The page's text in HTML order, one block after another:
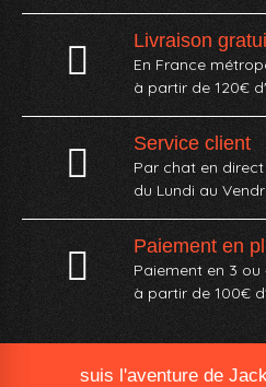
Livraison
En France
à partir de 120€
Service client
Par chat en
du Lundi au
Paiement en
Paiement en 3 ou
à partir de 100€
suis l'aventure de